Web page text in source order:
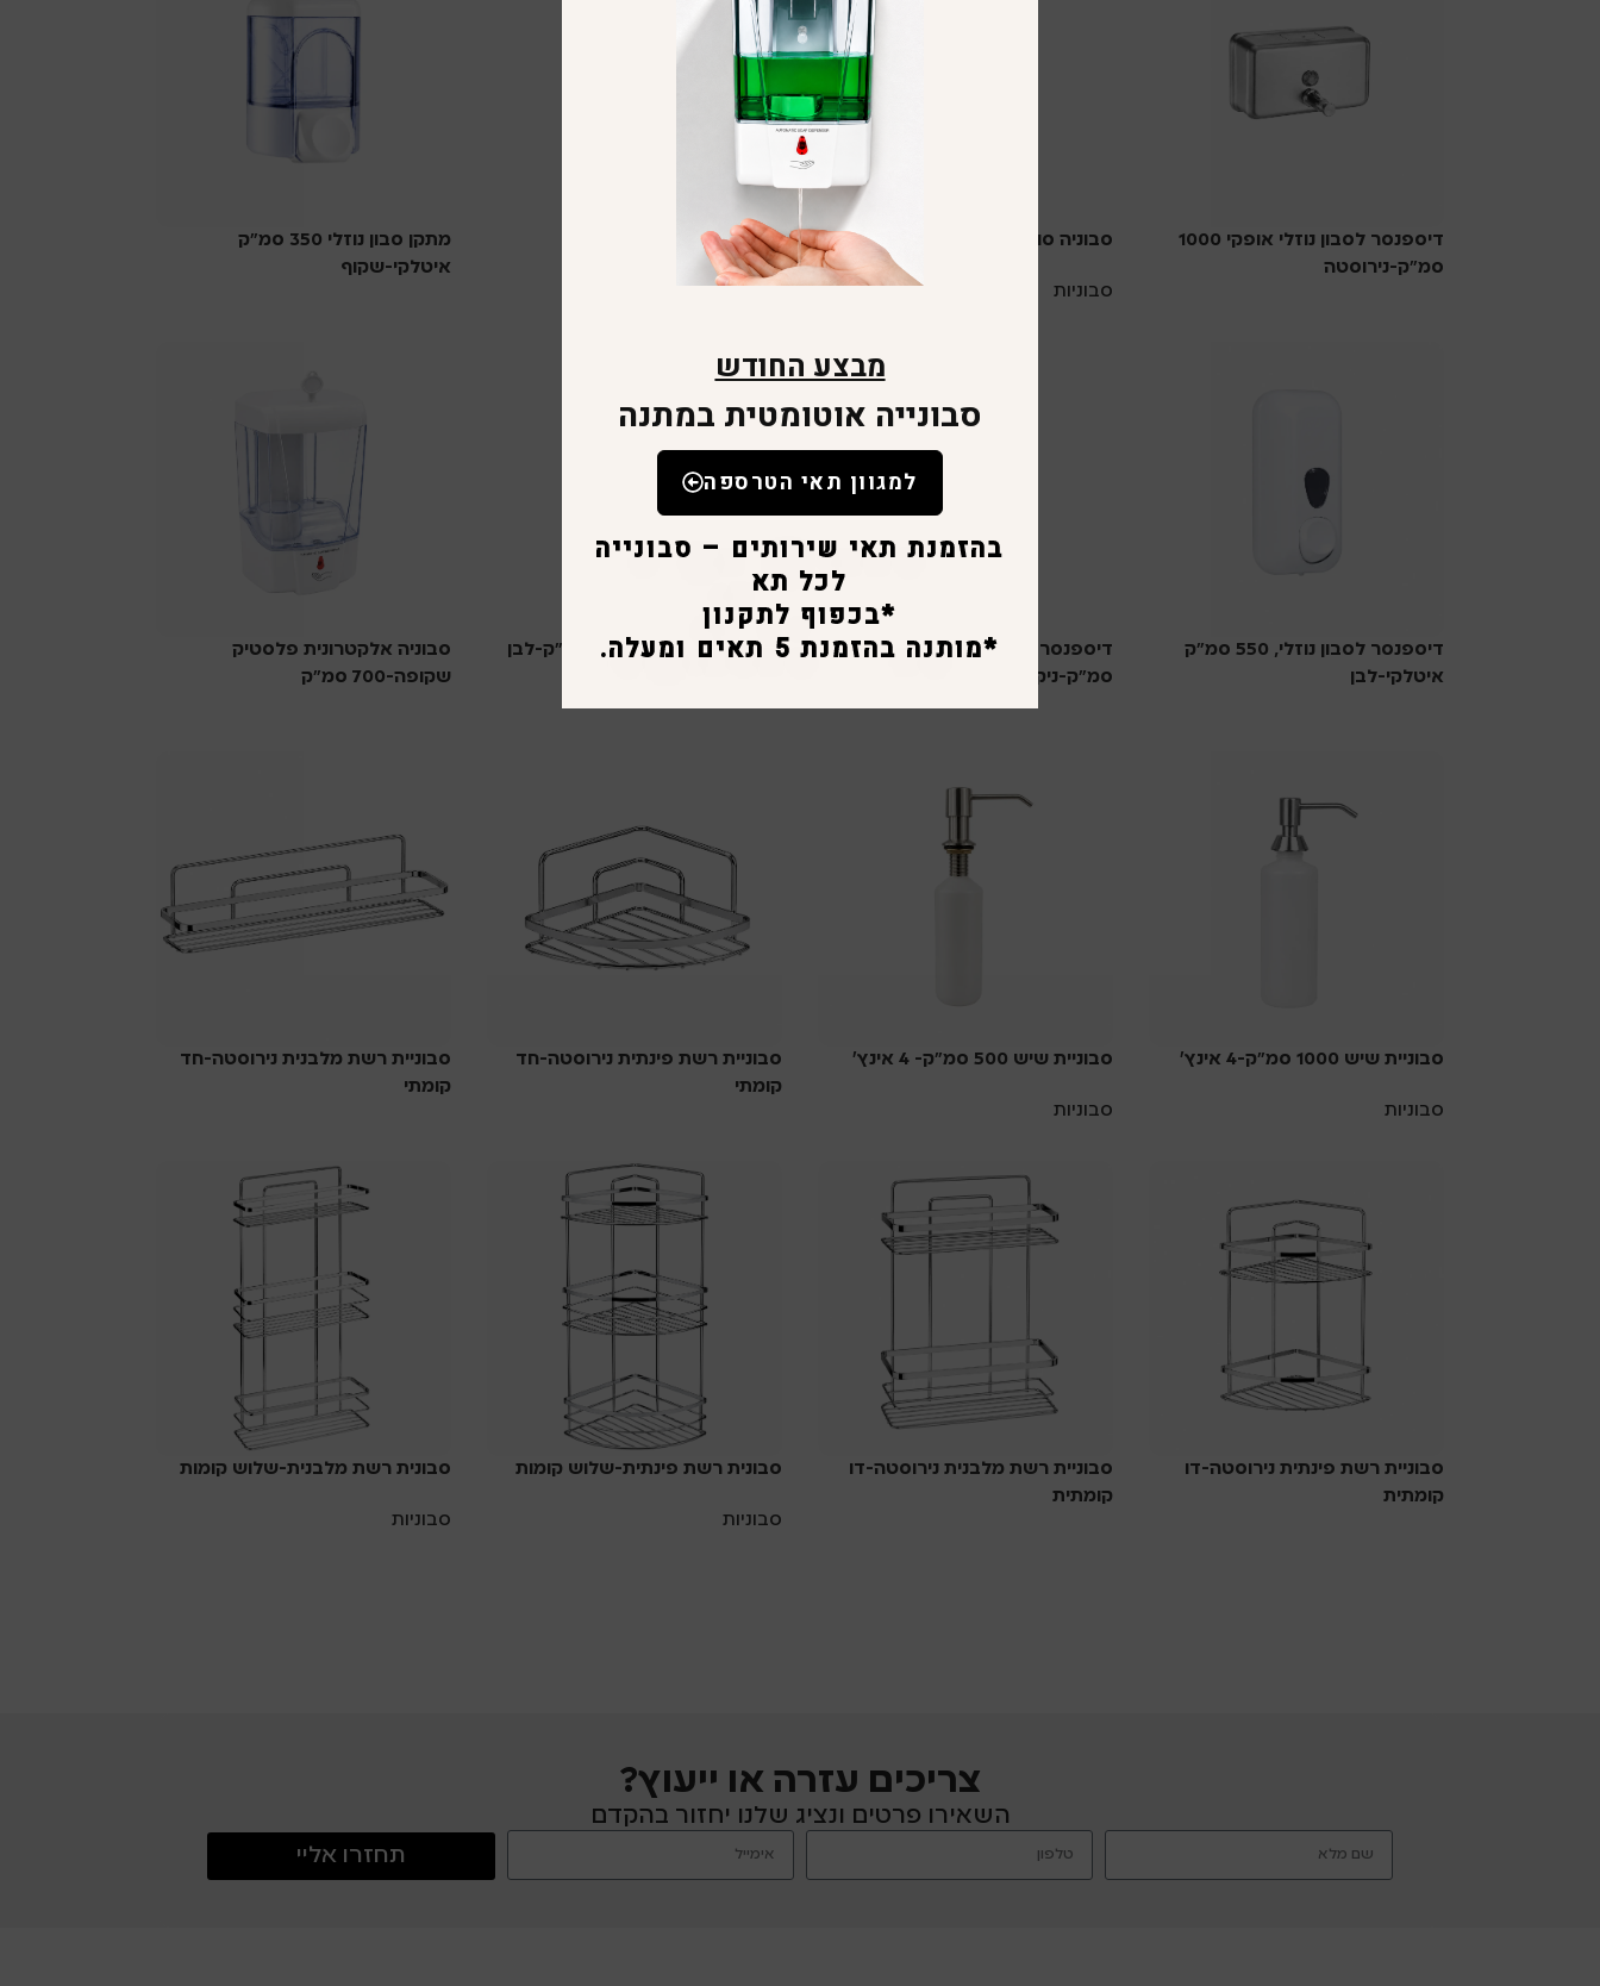
דיספנסר לסבון נוזלי אופקי 1000
סמ”ק-נירוסטה
סבוניה סופט 500 סמ”ק-שקוף
סבוניות
איטלקי-שקוף
מתקן סבון נוזלי 350 סמ”ק
איטלקי-שקוף
דיספנסר לסבון נוזלי, 550 סמ”ק
איטלקי-לבן
דיספנסר לסבון נוזלי 500
סמ”ק-ניקל
סבוניה אלקטרונית 800 סמ”ק-לבן
סבוניה אלקטרונית פלסטיק
שקופה-700 סמ”ק
סבוניית שיש 1000 סמ”ק-4 אינץ’
סבוניות
סבוניית שיש 500 סמ"ק- 4 אינץ’
סבוניות
סבוניית רשת פינתית נירוסטה-חד
קומתי
סבוניית רשת מלבנית נירוסטה-חד
קומתי
סבוניית רשת פינתית נירוסטה-דו
קומתית
סבוניית רשת מלבנית נירוסטה-דו
קומתית
סבונית רשת פינתית-שלוש קומות
סבוניות
סבונית רשת מלבנית-שלוש קומות
סבוניות
צריכים עזרה או ייעוץ?
השאירו פרטים ונציג שלנו יחזור בהקדם
תחזרו אליי
מבצע החודש
סבונייה אוטומטית במתנה
למגוון תאי הטרספה
בהזמנת תאי שירותים – סבונייה
לכל תא
*בכפוף לתקנון
*מותנה בהזמנת 5 תאים ומעלה.